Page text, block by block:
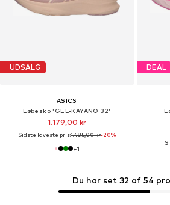
UDSALG
ASICS
Løbesko 'GEL-KAYANO 32'
1.179,00 kr
Sidste laveste pris:1.485,00 kr-20%
+1
DEAL
Du har set 32 af 54